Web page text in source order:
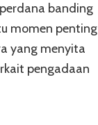
banding
momen penting
yang menyita
pengadaan